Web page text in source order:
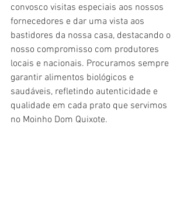
convosco visitas especiais aos nossos
fornecedores e dar uma vista aos
bastidores da nossa casa, destacando o
nosso compromisso com produtores
locais e nacionais. Procuramos sempre
garantir alimentos biológicos e
saudáveis, refletindo autenticidade e
qualidade em cada prato que servimos
no Moinho Dom Quixote.